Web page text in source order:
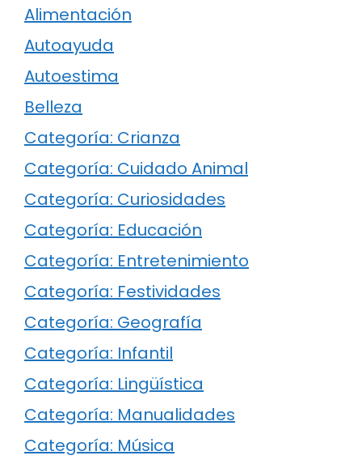
Alimentación
Autoayuda
Autoestima
Belleza
Categoría: Crianza
Categoría: Cuidado Animal
Categoría: Curiosidades
Categoría: Educación
Categoría: Entretenimiento
Categoría: Festividades
Categoría: Geografía
Categoría: Infantil
Categoría: Lingüística
Categoría: Manualidades
Categoría: Música